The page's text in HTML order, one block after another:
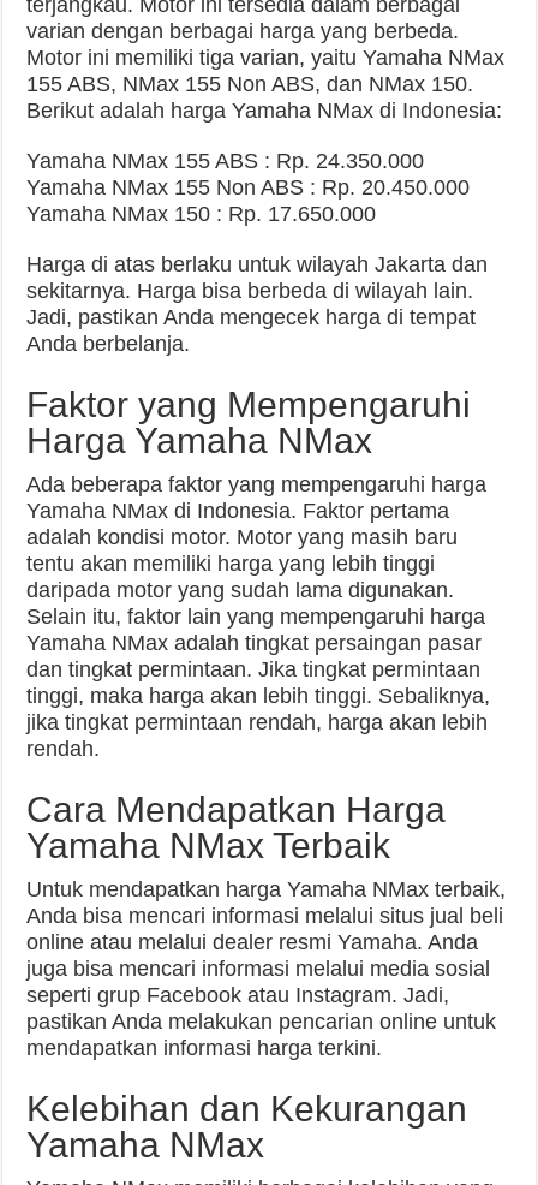
terjangkau. Motor ini tersedia dalam berbagai
varian dengan berbagai harga yang berbeda.
Motor ini memiliki tiga varian, yaitu Yamaha NMax
155 ABS, NMax 155 Non ABS, dan NMax 150.
Berikut adalah harga Yamaha NMax di Indonesia:
Yamaha NMax 155 ABS : Rp. 24.350.000
Yamaha NMax 155 Non ABS : Rp. 20.450.000
Yamaha NMax 150 : Rp. 17.650.000
Harga di atas berlaku untuk wilayah Jakarta dan
sekitarnya. Harga bisa berbeda di wilayah lain.
Jadi, pastikan Anda mengecek harga di tempat
Anda berbelanja.
Faktor yang Mempengaruhi
Harga Yamaha NMax
Ada beberapa faktor yang mempengaruhi harga
Yamaha NMax di Indonesia. Faktor pertama
adalah kondisi motor. Motor yang masih baru
tentu akan memiliki harga yang lebih tinggi
daripada motor yang sudah lama digunakan.
Selain itu, faktor lain yang mempengaruhi harga
Yamaha NMax adalah tingkat persaingan pasar
dan tingkat permintaan. Jika tingkat permintaan
tinggi, maka harga akan lebih tinggi. Sebaliknya,
jika tingkat permintaan rendah, harga akan lebih
rendah.
Cara Mendapatkan Harga
Yamaha NMax Terbaik
Untuk mendapatkan harga Yamaha NMax terbaik,
Anda bisa mencari informasi melalui situs jual beli
online atau melalui dealer resmi Yamaha. Anda
juga bisa mencari informasi melalui media sosial
seperti grup Facebook atau Instagram. Jadi,
pastikan Anda melakukan pencarian online untuk
mendapatkan informasi harga terkini.
Kelebihan dan Kekurangan
Yamaha NMax